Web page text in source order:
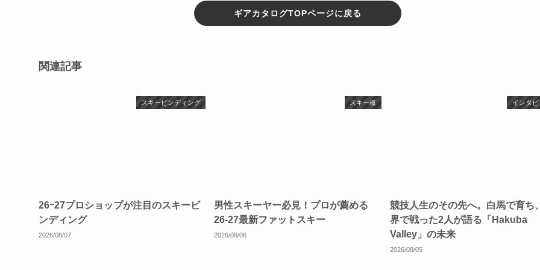
ギアカタログTOPページに戻る
関連記事
スキービンディング
26ｰ27プロショップが注目のスキービ
ンディング
2026/08/07
スキー板
男性スキーヤー必見！プロが薦める
26-27最新ファットスキー
2026/08/06
インタビ
競技人生のその先へ。白馬で育ち
界で戦った2人が語る「Hakuba
Valley」の未来
2026/08/05